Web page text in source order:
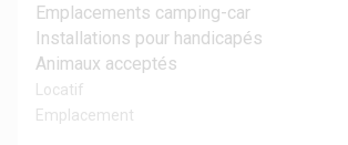
Emplacements camping-car
Installations pour handicapés
Animaux acceptés
Locatif
Emplacement